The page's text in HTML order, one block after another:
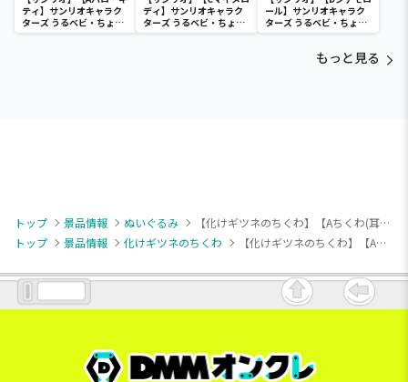
ティ】サンリオキャラク
ターズ うるベビ・ちょい
デカドール
ディ】サンリオキャラク
ターズ うるベビ・ちょい
デカドール
ール】サンリオキャラク
ターズ うるベビ・ちょい
デカドール
もっと見る
トップ 景品情報 ぬいぐるみ
【化けギツネのちくわ】【Aちくわ(耳上げ)】化けギツネのちくわ ひっかけぬいぐるみ
トップ
景品情報 化けギツネのちくわ 【化けギツネのちくわ】【Aちくわ(耳上げ)】化けギツネのちくわ ひっかけぬいぐるみ